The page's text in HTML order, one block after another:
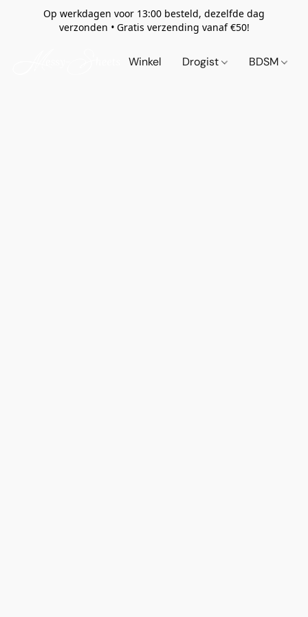
Op werkdagen voor 13:00 besteld, dezelfde dag
verzonden • Gratis verzending vanaf €50!
Winkel Drogist BDSM